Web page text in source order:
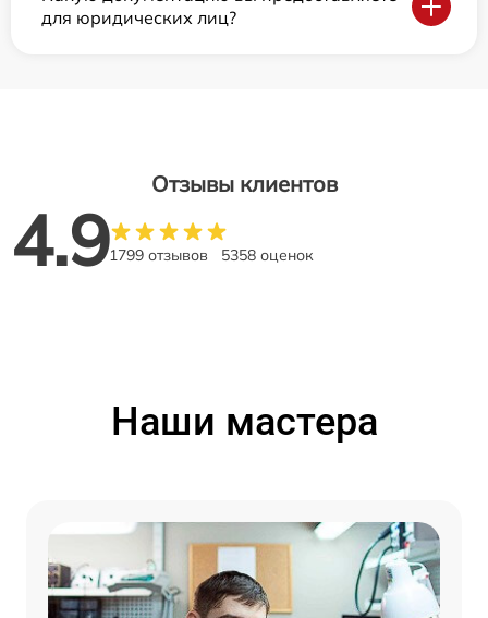
для юридических лиц?
Отзывы клиентов
4.91799 отзывов 5358 оценок
Наши мастера